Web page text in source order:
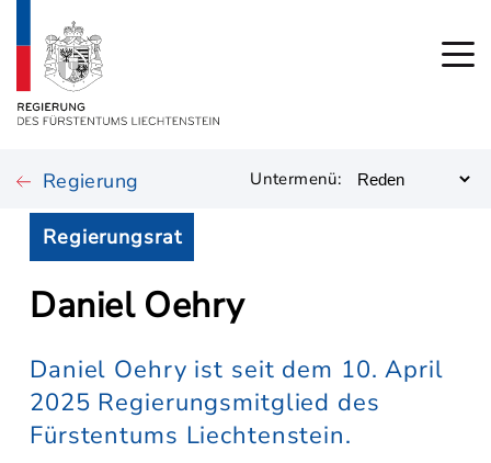
Regierung Untermenü:
Regierungsrat
Daniel Oehry
Daniel Oehry ist seit dem 10. April
2025 Regierungsmitglied des
Fürstentums Liechtenstein.